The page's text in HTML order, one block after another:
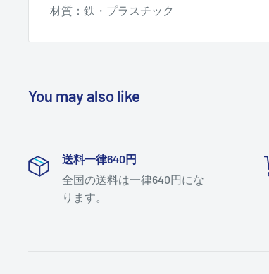
材質：鉄・プラスチック
You may also like
送料一律640円
全国の送料は一律640円にな
ります。